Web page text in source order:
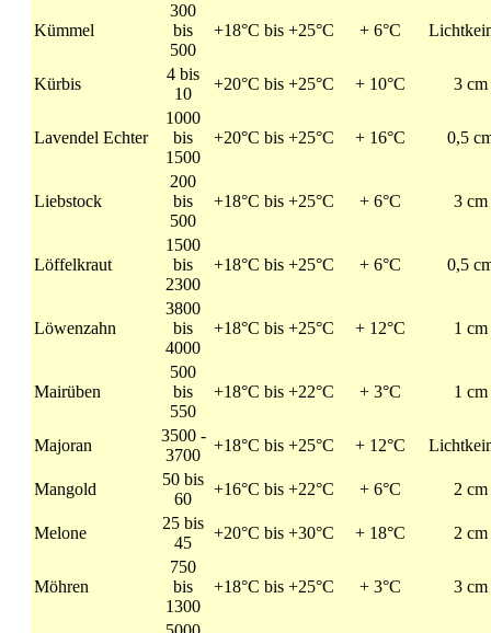
Kümmel
300
bis
500
+18°C bis +25°C + 6°C
Kürbis
4 bis
10
+20°C bis +25°C + 10°C 3 cm
Lavendel Echter
1000
bis
1500
+20°C bis +25°C + 16°C 0,5
Liebstock
200
bis
500
+18°C bis +25°C + 6°C 3 cm
Löffelkraut
1500
bis
2300
+18°C bis +25°C + 6°C 0,5
Löwenzahn
3800
bis
4000
+18°C bis +25°C + 12°C 1 cm
Mairüben
500
bis
550
+18°C bis +22°C + 3°C 1 cm
Majoran
3500 -
3700
+18°C bis +25°C + 12°C
Mangold
50 bis
60
+16°C bis +22°C + 6°C 2 cm
Melone
25 bis
45
+20°C bis +30°C + 18°C 2 cm
Möhren
750
bis
1300
+18°C bis +25°C + 3°C 3 cm